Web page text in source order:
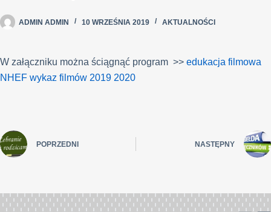
ADMIN ADMIN 10 WRZEŚNIA 2019 AKTUALNOŚCI
W załączniku można ściągnąć program >> edukacja filmowa
NHEF wykaz filmów 2019 2020
POPRZEDNI NASTĘPNY